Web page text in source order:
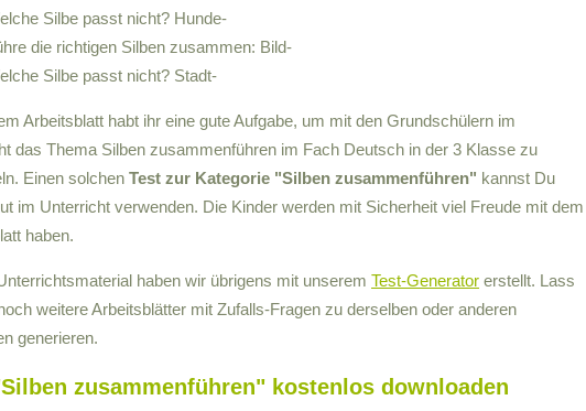
Silbe passt nicht? Hunde-
die richtigen Silben zusammen: Bild-
Silbe passt nicht? Stadt-
Arbeitsblatt habt ihr eine gute Aufgabe, um mit den Grundschülern im
das Thema Silben zusammenführen im Fach Deutsch in der 3 Klasse zu
Einen solchen Test zur Kategorie "Silben zusammenführen" kannst Du
im Unterricht verwenden. Die Kinder werden mit Sicherheit viel Freude mit dem
haben.
haben wir übrigens mit unserem Test-Generator erstellt. Lass
weitere Arbeitsblätter mit Zufalls-Fragen zu derselben oder anderen
generieren.
zusammenführen" kostenlos downloaden